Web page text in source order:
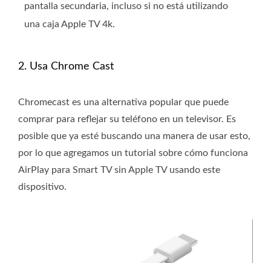
pantalla secundaria, incluso si no está utilizando
una caja Apple TV 4k.
2. Usa Chrome Cast
Chromecast es una alternativa popular que puede
comprar para reflejar su teléfono en un televisor. Es
posible que ya esté buscando una manera de usar esto,
por lo que agregamos un tutorial sobre cómo funciona
AirPlay para Smart TV sin Apple TV usando este
dispositivo.